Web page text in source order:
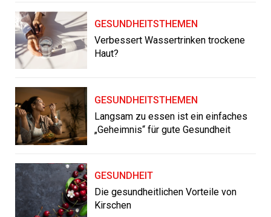
GESUNDHEITSTHEMEN
Verbessert Wassertrinken trockene
Haut?
GESUNDHEITSTHEMEN
Langsam zu essen ist ein einfaches
„Geheimnis“ für gute Gesundheit
GESUNDHEIT
Die gesundheitlichen Vorteile von
Kirschen